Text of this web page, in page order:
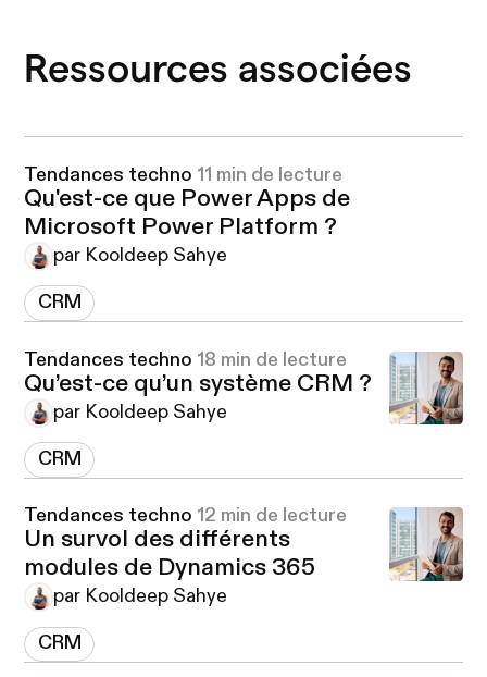
Ressources associées
Tendances techno 11 min de lecture
Qu'est-ce que Power Apps de
Microsoft Power Platform ?
par Kooldeep Sahye
CRM
Tendances techno 18 min de lecture
Qu’est-ce qu’un système CRM ?
par Kooldeep Sahye
CRM
Tendances techno 12 min de lecture
Un survol des différents
modules de Dynamics 365
par Kooldeep Sahye
CRM